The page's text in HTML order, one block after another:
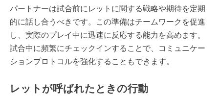
パートナーは試合前にレットに関する戦略や期待を定期
的に話し合うべきです。この準備はチームワークを促進
し、実際のプレイ中に迅速に反応する能力を高めます。
試合中に頻繁にチェックインすることで、コミュニケー
ションプロトコルを強化することもできます。
レットが呼ばれたときの行動